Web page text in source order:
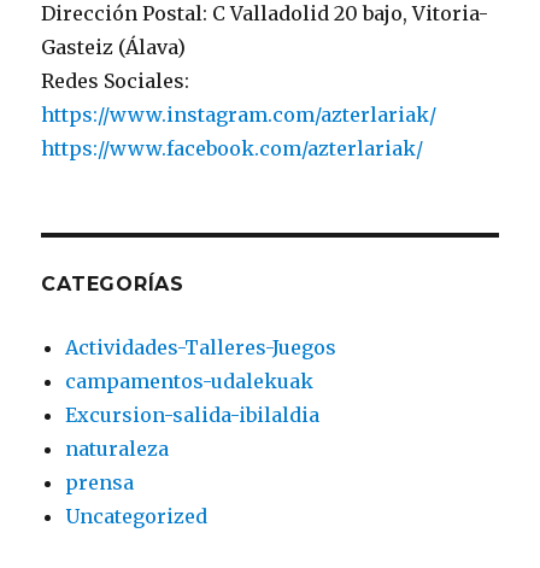
Dirección Postal: C Valladolid 20 bajo, Vitoria-
Gasteiz (Álava)
Redes Sociales:
https://www.instagram.com/azterlariak/
https://www.facebook.com/azterlariak/
CATEGORÍAS
Actividades-Talleres-Juegos
campamentos-udalekuak
Excursion-salida-ibilaldia
naturaleza
prensa
Uncategorized